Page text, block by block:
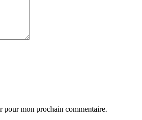
pour mon prochain commentaire.